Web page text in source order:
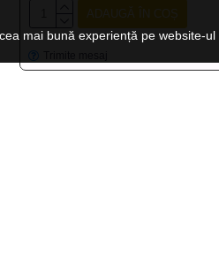
mai bună experiență pe website-